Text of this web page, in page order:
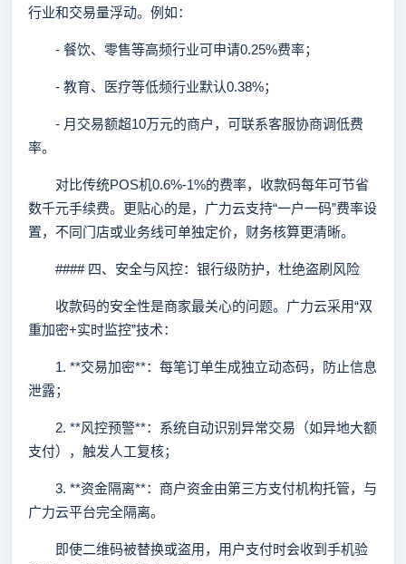
行业和交易量浮动。例如：
- 餐饮、零售等高频行业可申请0.25%费率；
- 教育、医疗等低频行业默认0.38%；
- 月交易额超10万元的商户，可联系客服协商调低费
率。
对比传统POS机0.6%-1%的费率，收款码每年可节省
数千元手续费。更贴心的是，广力云支持“一户一码”费率设
置，不同门店或业务线可单独定价，财务核算更清晰。
#### 四、安全与风控：银行级防护，杜绝盗刷风险
收款码的安全性是商家最关心的问题。广力云采用“双
重加密+实时监控”技术：
1. **交易加密**：每笔订单生成独立动态码，防止信息
泄露；
2. **风控预警**：系统自动识别异常交易（如异地大额
支付），触发人工复核；
3. **资金隔离**：商户资金由第三方支付机构托管，与
广力云平台完全隔离。
即使二维码被替换或盗用，用户支付时会收到手机验